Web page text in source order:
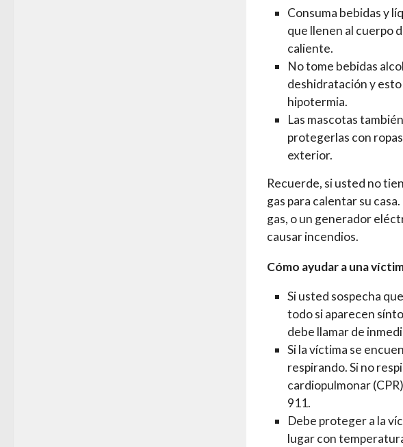
Consuma bebidas y
que llenen al cuerpo
caliente.
No tome bebidas
deshidratación y
hipotermia.
Las mascotas
protegerlas con
exterior.
Recuerde, si usted no
gas para calentar su
gas, o un generador
causar incendios.
Cómo ayudar a una
Si usted sospecha
todo si aparecen
debe llamar de
Si la víctima se
respirando. Si no
cardiopulmonar
911.
Debe proteger a la
lugar con